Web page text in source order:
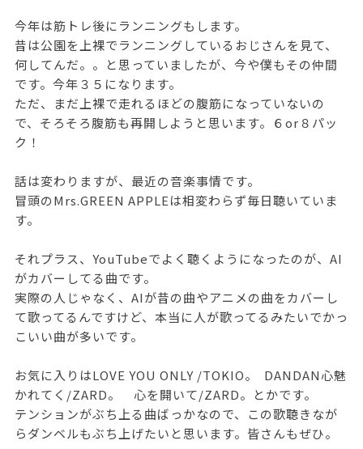
今年は筋トレ後にランニングもします。
昔は公園を上裸でランニングしているおじさんを見て、
何してんだ。。と思っていましたが、今や僕もその仲間
です。今年３５になります。
ただ、まだ上裸で走れるほどの腹筋になっていないの
で、そろそろ腹筋も再開しようと思います。６or８パッ
ク！
話は変わりますが、最近の音楽事情です。
冒頭のMrs.GREEN APPLEは相変わらず毎日聴いていま
す。
それプラス、YouTubeでよく聴くようになったのが、AI
がカバーしてる曲です。
実際の人じゃなく、AIが昔の曲やアニメの曲をカバーし
て歌ってるんですけど、本当に人が歌ってるみたいでかっ
こいい曲が多いです。
お気に入りはLOVE YOU ONLY /TOKIO。 DANDAN心魅
かれてく/ZARD。 心を開いて/ZARD。とかです。
テンションがぶち上る曲ばっかなので、この歌聴きなが
らダンベルもぶち上げたいと思います。皆さんもぜひ。